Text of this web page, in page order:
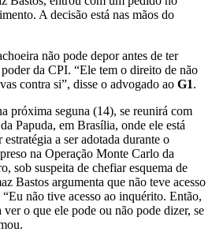
A decisão está nas mãos do
não pode depor antes de ter
da CPI. “Ele tem o direito de não
contra si”, disse o advogado ao G1.
próxima seguna (14), se reunirá com
Papuda, em Brasília, onde ele está
a ser adotada durante o
na Operação Monte Carlo da
sob suspeita de chefiar esquema de
Bastos argumenta que não teve acesso
não tive acesso ao inquérito. Então,
o que ele pode ou não pode dizer, se